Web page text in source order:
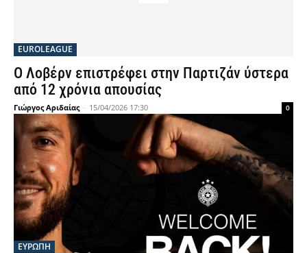
EUROLEAGUE
Ο Λοβέρν επιστρέφει στην Παρτιζάν ύστερα
από 12 χρόνια απουσίας
Γιώργος Αριδαίας - 15/04/2026 17:30 0
ΕΥΡΩΠΗ